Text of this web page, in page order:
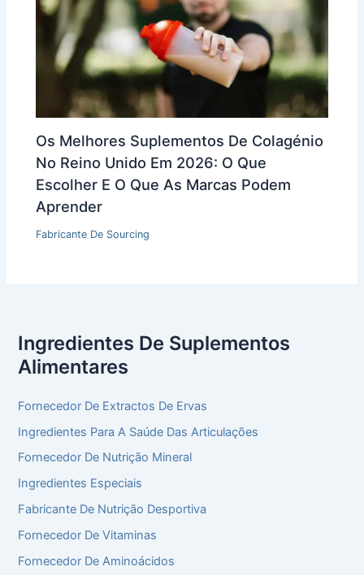
Os Melhores Suplementos De Colagénio
No Reino Unido Em 2026: O Que
Escolher E O Que As Marcas Podem
Aprender
Fabricante De Sourcing
Ingredientes De Suplementos
Alimentares
Fornecedor De Extractos De Ervas
Ingredientes Para A Saúde Das Articulações
Fornecedor De Nutrição Mineral
Ingredientes Especiais
Fabricante De Nutrição Desportiva
Fornecedor De Vitaminas
Fornecedor De Aminoácidos